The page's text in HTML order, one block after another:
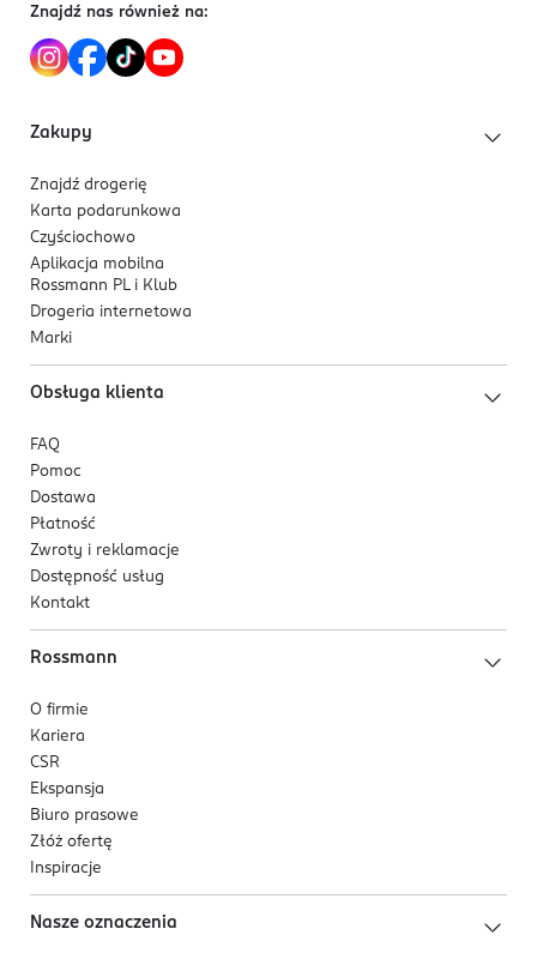
Znajdź nas również na:
Zakupy
Znajdź drogerię
Karta podarunkowa
Czyściochowo
Aplikacja mobilna
Rossmann PL i Klub
Drogeria internetowa
Marki
Obsługa klienta
FAQ
Pomoc
Dostawa
Płatność
Zwroty i reklamacje
Dostępność usług
Kontakt
Rossmann
O firmie
Kariera
CSR
Ekspansja
Biuro prasowe
Złóż ofertę
Inspiracje
Nasze oznaczenia